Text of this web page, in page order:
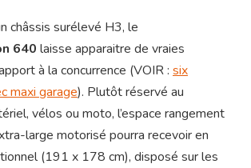
châssis surélevé H3, le
640 laisse apparaitre de vraies
à la concurrence (VOIR : six
maxi garage). Plutôt réservé au
vélos ou moto, l’espace rangement
large motorisé pourra recevoir en
(191 x 178 cm), disposé sur les